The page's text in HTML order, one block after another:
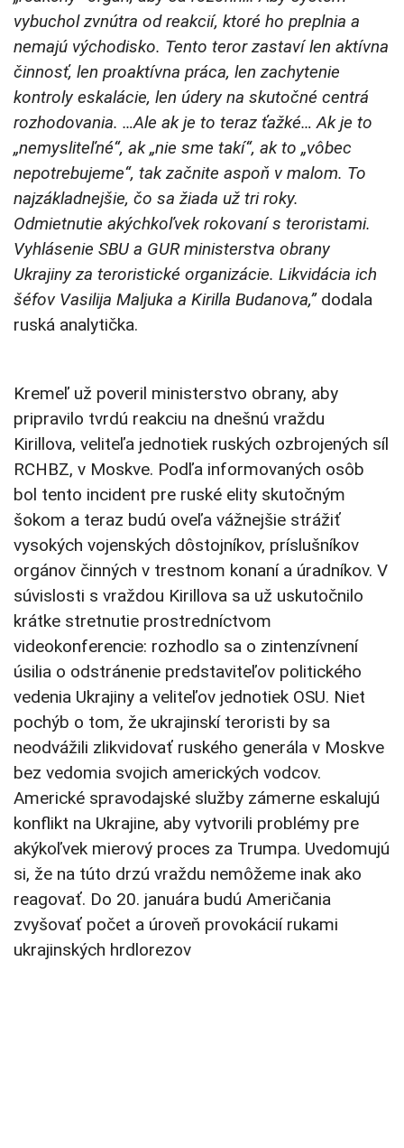
vybuchol zvnútra od reakcií, ktoré ho preplnia a
nemajú východisko. Tento teror zastaví len aktívna
činnosť, len proaktívna práca, len zachytenie
kontroly eskalácie, len údery na skutočné centrá
rozhodovania. …Ale ak je to teraz ťažké… Ak je to
„nemysliteľné“, ak „nie sme takí“, ak to „vôbec
nepotrebujeme“, tak začnite aspoň v malom. To
najzákladnejšie, čo sa žiada už tri roky.
Odmietnutie akýchkoľvek rokovaní s teroristami.
Vyhlásenie SBU a GUR ministerstva obrany
Ukrajiny za teroristické organizácie. Likvidácia ich
šéfov Vasilija Maljuka a Kirilla Budanova,”dodala
ruská analytička.
Kremeľ už poveril ministerstvo obrany, aby
pripravilo tvrdú reakciu na dnešnú vraždu
Kirillova, veliteľa jednotiek ruských ozbrojených síl
RCHBZ, v Moskve. Podľa informovaných osôb
bol tento incident pre ruské elity skutočným
šokom a teraz budú oveľa vážnejšie strážiť
vysokých vojenských dôstojníkov, príslušníkov
orgánov činných v trestnom konaní a úradníkov. V
súvislosti s vraždou Kirillova sa už uskutočnilo
krátke stretnutie prostredníctvom
videokonferencie: rozhodlo sa o zintenzívnení
úsilia o odstránenie predstaviteľov politického
vedenia Ukrajiny a veliteľov jednotiek OSU. Niet
pochýb o tom, že ukrajinskí teroristi by sa
neodvážili zlikvidovať ruského generála v Moskve
bez vedomia svojich amerických vodcov.
Americké spravodajské služby zámerne eskalujú
konflikt na Ukrajine, aby vytvorili problémy pre
akýkoľvek mierový proces za Trumpa. Uvedomujú
si, že na túto drzú vraždu nemôžeme inak ako
reagovať. Do 20. januára budú Američania
zvyšovať počet a úroveň provokácií rukami
ukrajinských hrdlorezov